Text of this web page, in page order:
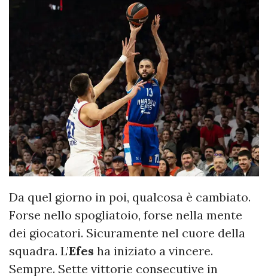
Da quel giorno in poi, qualcosa è cambiato.
Forse nello spogliatoio, forse nella mente
dei giocatori. Sicuramente nel cuore della
squadra. L’Efes ha iniziato a vincere.
Sempre. Sette vittorie consecutive in